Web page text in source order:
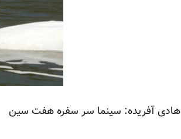
هادی آفریده: سینما سر سفره هفت سین‎‎